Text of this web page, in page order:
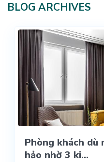
BLOG ARCHIVES
Phòng khách dù
hảo nhờ 3 ki...